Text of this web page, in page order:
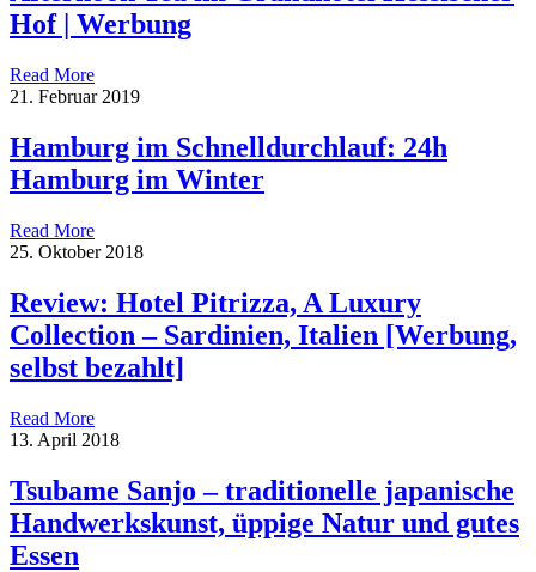
Hof | Werbung
Read More
21. Februar 2019
Hamburg im Schnelldurchlauf: 24h
Hamburg im Winter
Read More
25. Oktober 2018
Review: Hotel Pitrizza, A Luxury
Collection – Sardinien, Italien [Werbung,
selbst bezahlt]
Read More
13. April 2018
Tsubame Sanjo – traditionelle japanische
Handwerkskunst, üppige Natur und gutes
Essen